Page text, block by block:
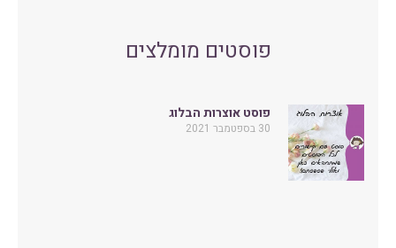
פוסטים מומלצים
פוסט אוצרות הבלוג
30 בספטמבר 2021